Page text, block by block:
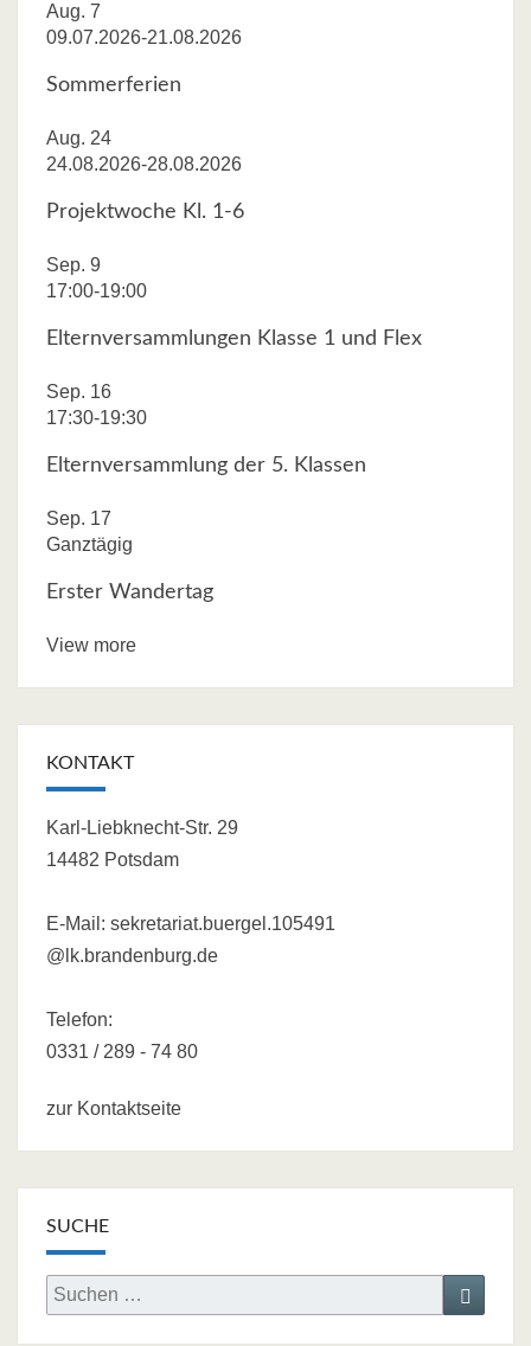
Aug. 7
09.07.2026-21.08.2026
Sommerferien
Aug. 24
24.08.2026-28.08.2026
Projektwoche Kl. 1-6
Sep. 9
17:00-19:00
Elternversammlungen Klasse 1 und Flex
Sep. 16
17:30-19:30
Elternversammlung der 5. Klassen
Sep. 17
Ganztägig
Erster Wandertag
View more
KONTAKT
Karl-Liebknecht-Str. 29
14482 Potsdam
E-Mail: sekretariat.buergel.105491
@lk.brandenburg.de
Telefon:
0331 / 289 - 74 80
zur Kontaktseite
SUCHE
Search
for:
Search